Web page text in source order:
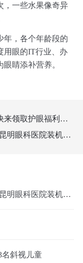
，一些水果像奇异
年，各个年龄段的
用眼的IT行业、办
睛添补营养。
喜！全省召唤昆明眼科医院老朋友，快来领取护眼福利啦！
云南首批“微创全飞秒精准4.0”设备 在昆明眼科医院装机成功
云南首批“微创全飞秒精准4.0”设备 在昆明眼科医院装机成功
名斜视儿童